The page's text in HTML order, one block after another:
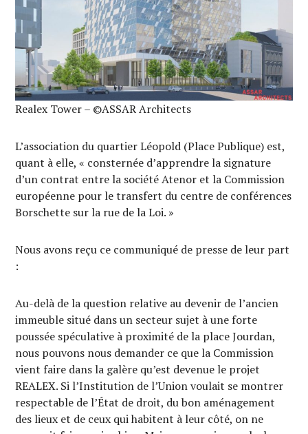
Realex Tower – ©ASSAR Architects
L’association du quartier Léopold (Place Publique) est,
quant à elle, « consternée d’apprendre la signature
d’un contrat entre la société Atenor et la Commission
européenne pour le transfert du centre de conférences
Borschette sur la rue de la Loi. »
Nous avons reçu ce communiqué de presse de leur part
:
Au-delà de la question relative au devenir de l’ancien
immeuble situé dans un secteur sujet à une forte
poussée spéculative à proximité de la place Jourdan,
nous pouvons nous demander ce que la Commission
vient faire dans la galère qu’est devenue le projet
REALEX. Si l’Institution de l’Union voulait se montrer
respectable de l’État de droit, du bon aménagement
des lieux et de ceux qui habitent à leur côté, on ne